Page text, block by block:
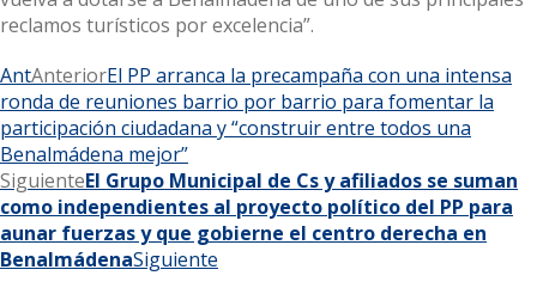
reclamos turísticos por excelencia”.
AntAnteriorEl PP arranca la precampaña con una intensa
ronda de reuniones barrio por barrio para fomentar la
participación ciudadana y “construir entre todos una
Benalmádena mejor”
SiguienteEl Grupo Municipal de Cs y afiliados se suman
como independientes al proyecto político del PP para
aunar fuerzas y que gobierne el centro derecha en
BenalmádenaSiguiente